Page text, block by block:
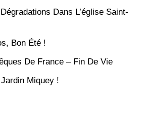
Dans L’église Saint-
Bon Été !
De France – Fin De Vie
Miquey !